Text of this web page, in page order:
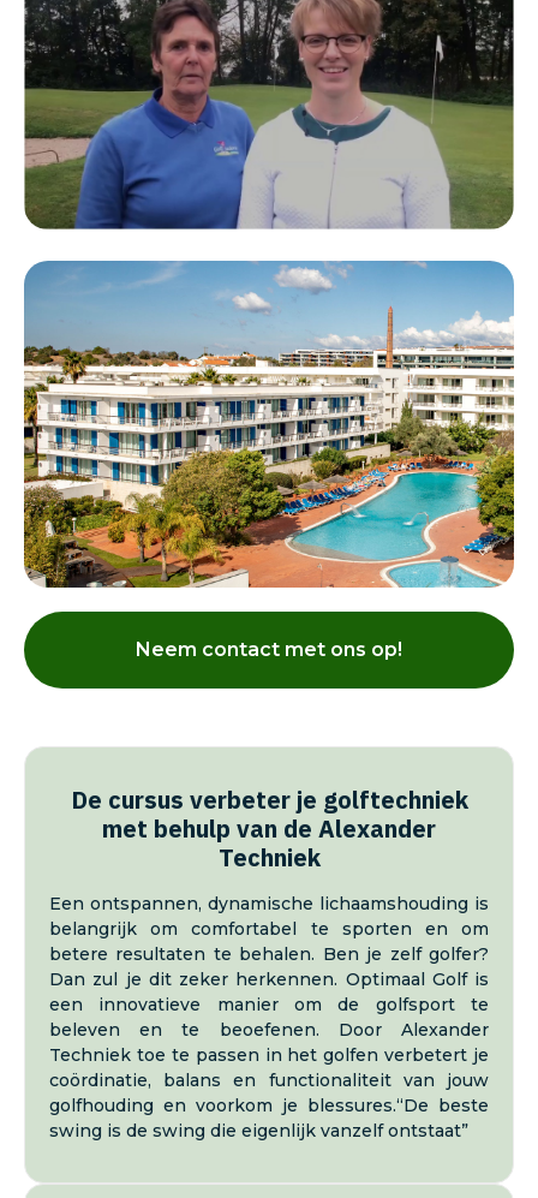
Neem contact met ons op!
De cursus verbeter je golftechniek
met behulp van de Alexander
Techniek
Een ontspannen, dynamische lichaamshouding is
belangrijk om comfortabel te sporten en om
betere resultaten te behalen. Ben je zelf golfer?
Dan zul je dit zeker herkennen. Optimaal Golf is
een innovatieve manier om de golfsport te
beleven en te beoefenen. Door Alexander
Techniek toe te passen in het golfen verbetert je
coördinatie, balans en functionaliteit van jouw
golfhouding en voorkom je blessures.“De beste
swing is de swing die eigenlijk vanzelf ontstaat”